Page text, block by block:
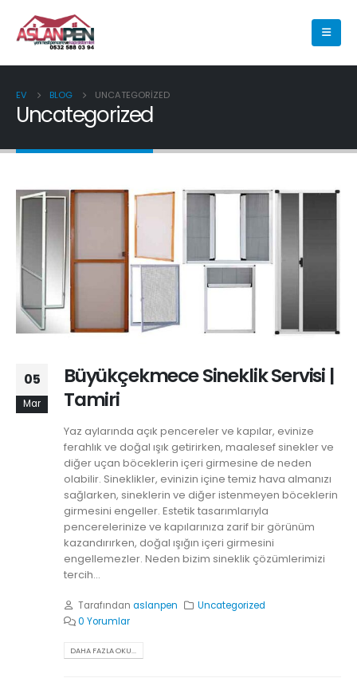
EV BLOG UNCATEGORIZED
Uncategorized
05
Mar
Büyükçekmece Sineklik Servisi |
Tamiri
Yaz aylarında açık pencereler ve kapılar, evinize
ferahlık ve doğal ışık getirirken, maalesef sinekler ve
diğer uçan böceklerin içeri girmesine de neden
olabilir. Sineklikler, evinizin içine temiz hava almanızı
sağlarken, sineklerin ve diğer istenmeyen böceklerin
girmesini engeller. Estetik tasarımlarıyla
pencerelerinize ve kapılarınıza zarif bir görünüm
kazandırırken, doğal ışığın içeri girmesini
engellemezler. Neden bizim sineklik çözümlerimizi
tercih...
Tarafından aslanpen
Uncategorized
0 Yorumlar
DAHA FAZLA OKU...